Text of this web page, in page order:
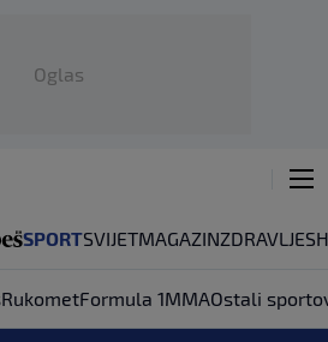
Oglas
SPORTSVIJETMAGAZINZDRAVLJE
RukometFormula 1MMAOstali